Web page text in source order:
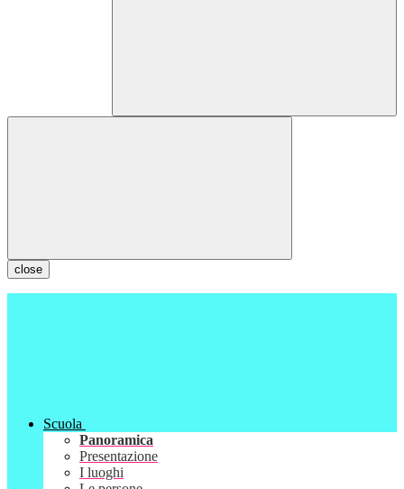
close
Scuola
Panoramica
Presentazione
I luoghi